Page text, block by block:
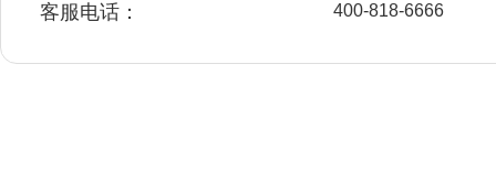
客服电话： 400-818-6666